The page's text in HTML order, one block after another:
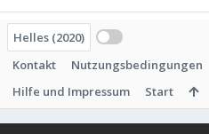
Helles (2020)
Kontakt
Nutzungsbedingungen
Hilfe und Impressum
Start